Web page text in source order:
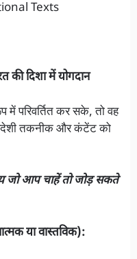
Texts
दिशा में योगदान
में परिवर्तित कर सके, तो वह
तकनीक और कंटेंट को
जो आप चाहें तो जोड़ सकते
या वास्तविक):